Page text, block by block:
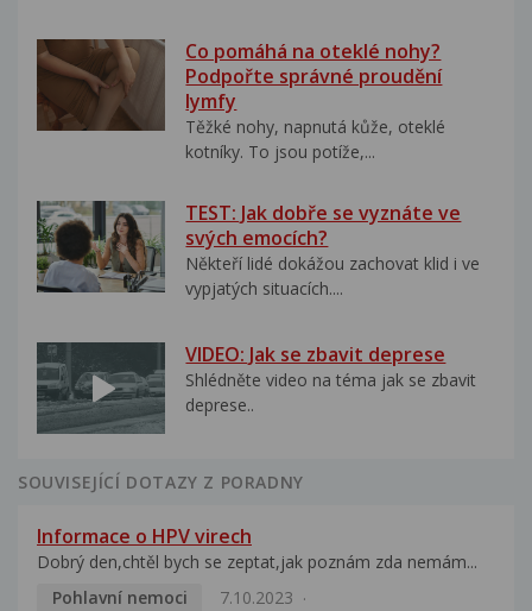
Co pomáhá na oteklé nohy?
Podpořte správné proudění
lymfy
Těžké nohy, napnutá kůže, oteklé
kotníky. To jsou potíže,...
TEST: Jak dobře se vyznáte ve
svých emocích?
Někteří lidé dokážou zachovat klid i ve
vypjatých situacích....
VIDEO: Jak se zbavit deprese
Shlédněte video na téma jak se zbavit
deprese..
SOUVISEJÍCÍ DOTAZY Z PORADNY
Informace o HPV virech
Dobrý den,chtěl bych se zeptat,jak poznám zda nemám...
Pohlavní nemoci
7.10.2023